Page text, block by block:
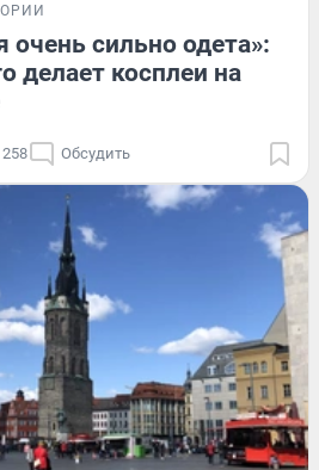
очень сильно одета»:
делает косплеи на
258 Обсудить